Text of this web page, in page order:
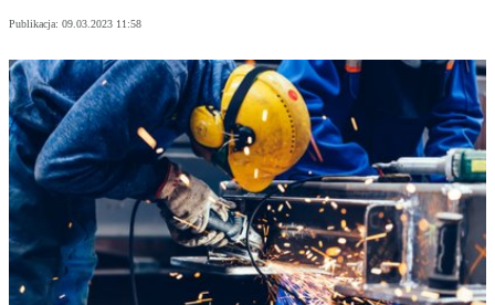
Publikacja: 09.03.2023 11:58